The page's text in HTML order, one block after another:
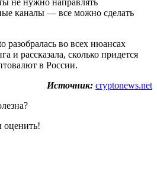
не нужно направлять
каналы — все можно сделать
разобралась во всех нюансах
и рассказала, сколько придется
в России.
Источник: cryptonews.net
оценить!